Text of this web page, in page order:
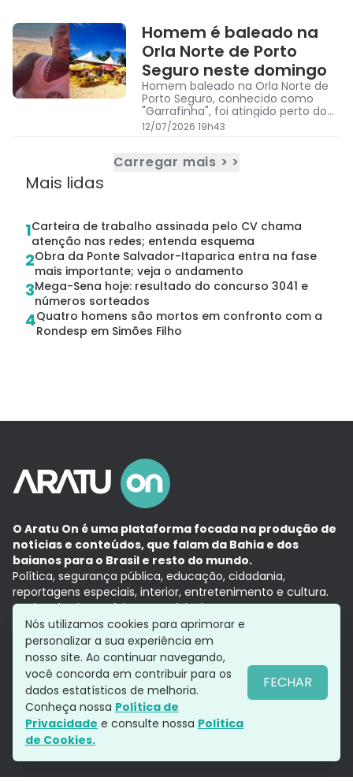
Homem é baleado na
Orla Norte de Porto
Seguro neste domingo
Homem baleado na Orla Norte de
Porto Seguro, conhecido como
"Garrafinha", foi atingido perto do
Axé Moi e levado ao hospital;
disparos causaram correria na
12/07/2026 19h43
Carregar mais > >
Mais lidas
1Carteira de trabalho assinada pelo CV chama
atenção nas redes; entenda esquema
2Obra da Ponte Salvador-Itaparica entra na fase
mais importante; veja o andamento
3Mega-Sena hoje: resultado do concurso 3041 e
números sorteados
4Quatro homens são mortos em confronto com a
Rondesp em Simões Filho
O Aratu On é uma plataforma focada na produção de
notícias e conteúdos, que falam da Bahia e dos
baianos para o Brasil e resto do mundo.
Política, segurança pública, educação, cidadania,
reportagens especiais, interior, entretenimento e cultura.
Aqui, tudo vira notícia e a notícia é no tempo presente,
com a credibilidade do Grupo Aratu.
Grupo Aratu
Política de privacidade
Siga-nos
Nós utilizamos cookies para aprimorar e
personalizar a sua experiência em
nosso site. Ao continuar navegando,
você concorda em contribuir para os
dados estatísticos de melhoria.
Conheça nossa Política de
Privacidade e consulte nossa Política
de Cookies.
FECHAR